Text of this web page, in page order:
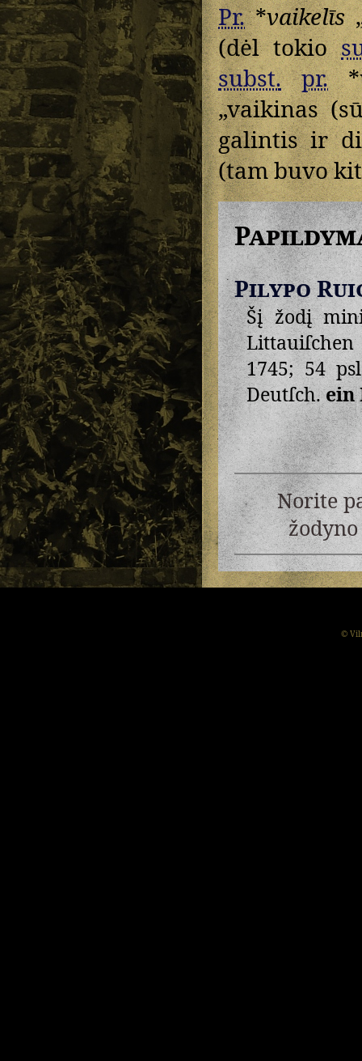
Pr.*vaikelīs
(dėl tokio
subst.
pr.*
„vaikinas
galintis ir
(tam buvo
Pilypo
Šį žodį
1745; 54
Deutſch.ein
Norite
©